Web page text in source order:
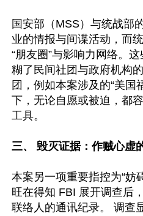
国安部（MSS）与统战部
业的情报与间谍活动，而
“朋友圈”与影响力网络。
糊了民间社团与政府机构
团，例如本案涉及的“美国
下，无论自愿或被迫，都
工具。
三、 毁灭证据：作贼心虚
本案另一项重要指控为“妨
旺在得知 FBI 展开调查后
联络人的通讯纪录。 调查